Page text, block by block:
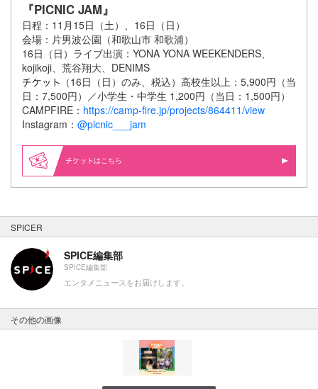
『PICNIC JAM』
日程：11月15日（土）、16日（日）
会場：片男波公園（和歌山市 和歌浦）
16日（日）ライブ出演：YONA YONA WEEKENDERS、
kojikoji、荒谷翔大、DENIMS
（16日（日）のみ、税込）高校生以上：5,900円（当
日：7,500円）／小学生・中学生 1,200円（当日：1,500円）
CAMPFIRE： https://camp-fire.jp/projects/864411/view
Instagram： @picnic___jam
はこちら
SPICER
SPICE編集部
SPICE編集部
エンタメニュースをお届けします。
その他の画像